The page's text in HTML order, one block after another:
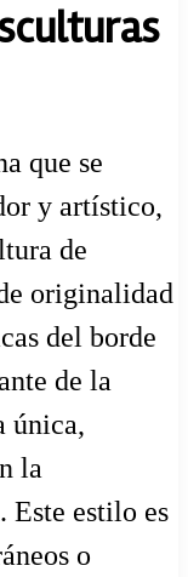
que se
y artístico,
de
originalidad
del borde
de la
única,
la
Este estilo es
o